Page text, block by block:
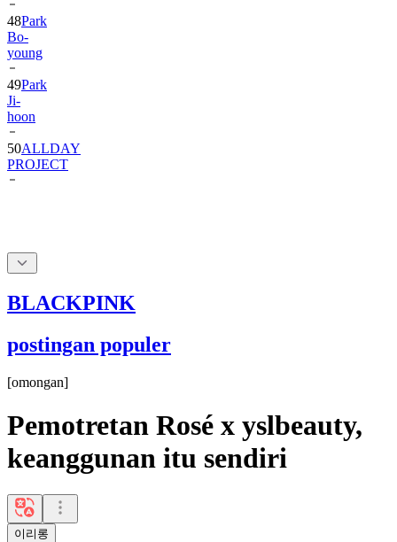
48Park
Bo-
young
49Park
Ji-
hoon
50ALLDAY
PROJECT
BLACKPINK
postingan populer
[omongan]
Pemotretan Rosé x yslbeauty,
keanggunan itu sendiri
이리롱